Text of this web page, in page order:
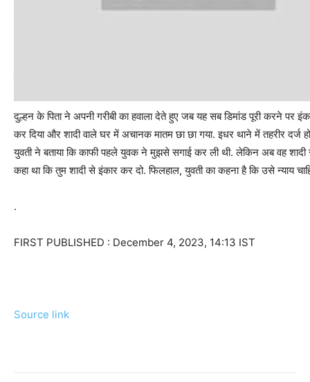
दुल्हन के पिता ने अपनी गरीबी का हवाला देते हुए जब यह सब डिमांड पूरी करने पर
कर दिया और शादी वाले घर में अचानक मातम छा छा गया. इधर थाने में तहरीर
युवती ने बताया कि काफी पहले युवक ने मुझसे सगाई कर ली थी. लेकिन अब वह
कहा था कि तुम शादी से इंकार कर दो. फिलहाल, युवती का कहना है कि उसे न्याय
.
FIRST PUBLISHED : December 4, 2023, 14:13 IST
Source link